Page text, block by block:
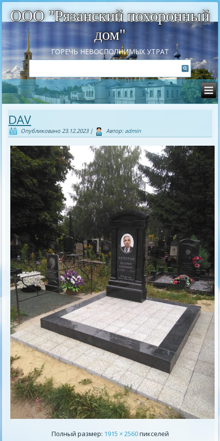
ООО "Рязанский похоронный
дом"
ГОРЕЧЬ НЕВОСПОЛНИМЫХ УТРАТ
DAV
Опубликовано 23.12.2023| Автор: admin
Полный размер: 1915 × 2560пикселей